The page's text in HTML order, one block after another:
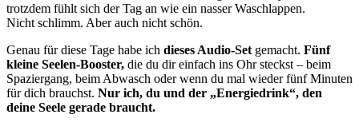
trotzdem fühlt sich der Tag an wie ein nasser Waschlappen.
Nicht schlimm. Aber auch nicht schön.
Genau für diese Tage habe ich dieses Audio-Set gemacht. Fünf
kleine Seelen-Booster, die du dir einfach ins Ohr steckst – beim
Spaziergang, beim Abwasch oder wenn du mal wieder fünf Minuten
für dich brauchst. Nur ich, du und der „Energiedrink“, den
deine Seele gerade braucht.